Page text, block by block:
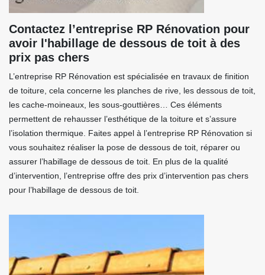
Contactez l’entreprise RP Rénovation pour
avoir l'habillage de dessous de toit à des
prix pas chers
L’entreprise RP Rénovation est spécialisée en travaux de finition
de toiture, cela concerne les planches de rive, les dessous de toit,
les cache-moineaux, les sous-gouttières… Ces éléments
permettent de rehausser l’esthétique de la toiture et s’assure
l’isolation thermique. Faites appel à l’entreprise RP Rénovation si
vous souhaitez réaliser la pose de dessous de toit, réparer ou
assurer l’habillage de dessous de toit. En plus de la qualité
d’intervention, l’entreprise offre des prix d’intervention pas chers
pour l’habillage de dessous de toit.